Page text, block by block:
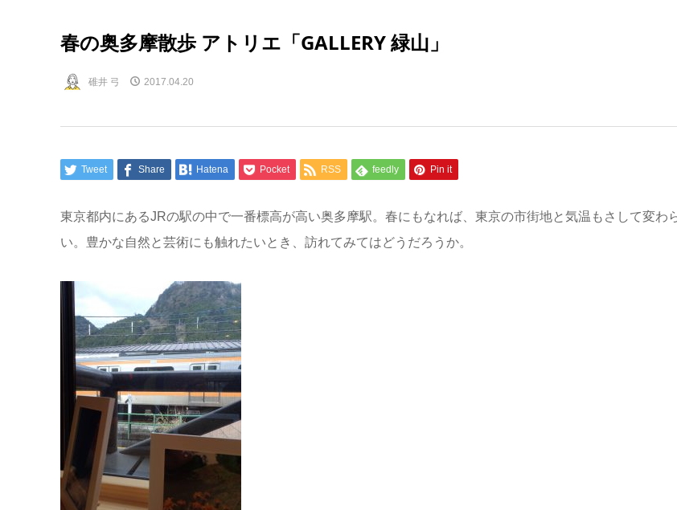
春の奥多摩散歩 アトリエ「GALLERY 緑山」
碓井 弓 2017.04.20
Tweet Share Hatena Pocket RSS feedly Pin it
東京都内にあるJRの駅の中で一番標高が高い奥多摩駅。春にもなれば、東京の市街地と気温もさして変わ
い。豊かな自然と芸術にも触れたいとき、訪れてみてはどうだろうか。